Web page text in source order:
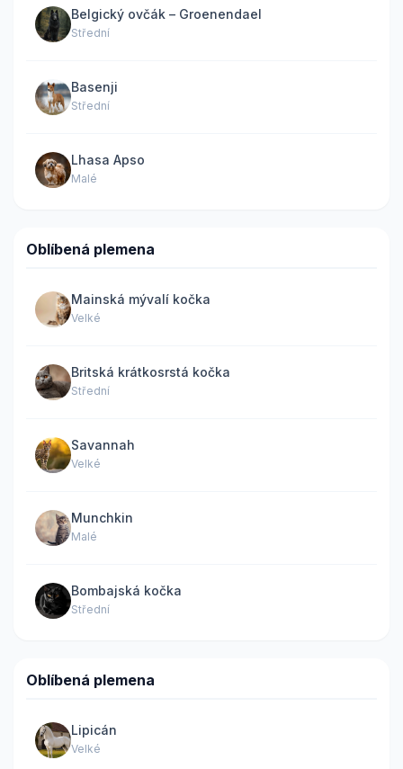
Belgický ovčák – Groenendael
Střední
Basenji
Střední
Lhasa Apso
Malé
Oblíbená plemena
Mainská mývalí kočka
Velké
Britská krátkosrstá kočka
Střední
Savannah
Velké
Munchkin
Malé
Bombajská kočka
Střední
Oblíbená plemena
Lipicán
Velké